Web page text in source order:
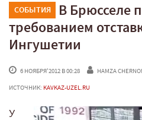
СОБЫТИЯ
В Брюсселе
требованием
Ингушетии
6 НОЯБРЯ'2012 В 00:28 HAMZA
ИСТОЧНИК: KAVKAZ-UZEL.RU
У